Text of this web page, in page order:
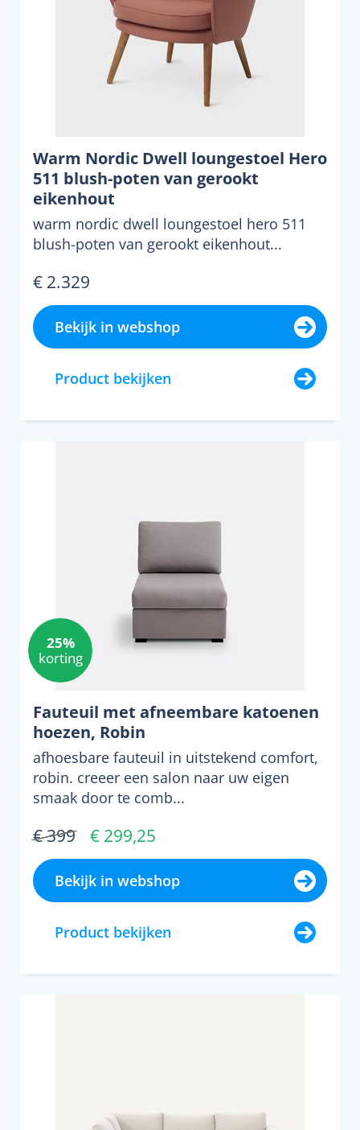
Warm Nordic Dwell loungestoel Hero
511 blush-poten van gerookt
eikenhout
warm nordic dwell loungestoel hero 511
blush-poten van gerookt eikenhout...
€ 2.329
Bekijk in webshop
Product bekijken
25%
korting
Fauteuil met afneembare katoenen
hoezen, Robin
afhoesbare fauteuil in uitstekend comfort,
robin. creeer een salon naar uw eigen
smaak door te comb...
€ 399 € 299,25
Bekijk in webshop
Product bekijken